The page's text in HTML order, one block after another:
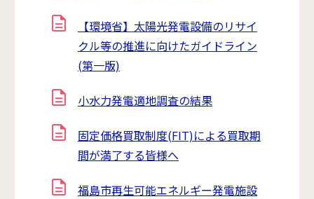
【環境省】太陽光発電設備のリサイ
クル等の推進に向けたガイドライン
(第一版)
小水力発電適地調査の結果
固定価格買取制度(FIT)による買取期
間が満了する皆様へ
福島市再生可能エネルギー発電施設